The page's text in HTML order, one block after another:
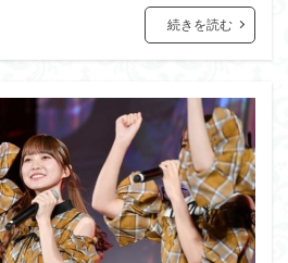
続きを読む